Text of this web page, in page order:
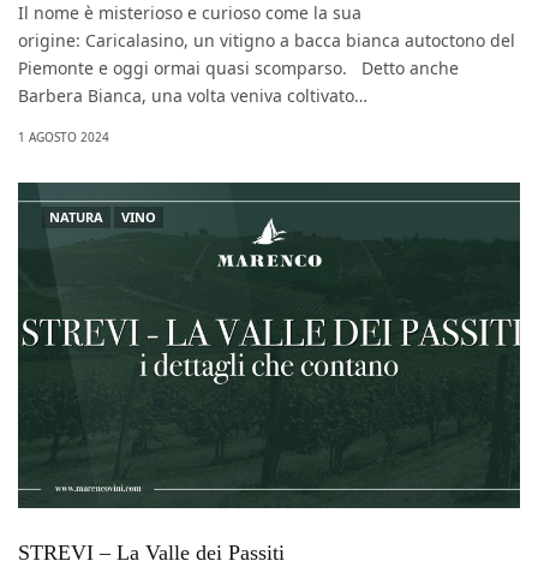
Il nome è misterioso e curioso come la sua
origine: Caricalasino, un vitigno a bacca bianca autoctono del
Piemonte e oggi ormai quasi scomparso. Detto anche
Barbera Bianca, una volta veniva coltivato…
1 AGOSTO 2024
NATURA VINO
STREVI – La Valle dei Passiti